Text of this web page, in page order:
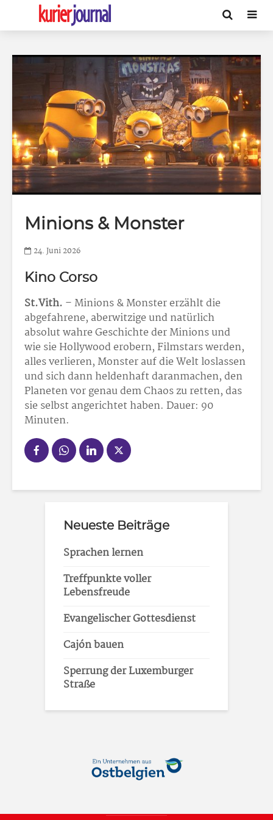
Minions & Monster
24. Juni 2026
Kino Corso
St.Vith. – Minions & Monster erzählt die
abgefahrene, aberwitzige und natürlich
absolut wahre Geschichte der Minions und
wie sie Hollywood erobern, Filmstars werden,
alles verlieren, Monster auf die Welt loslassen
und sich dann heldenhaft daranmachen, den
Planeten vor genau dem Chaos zu retten, das
sie selbst angerichtet haben. Dauer: 90
Minuten.
Neueste Beiträge
Sprachen lernen
Treffpunkte voller
Lebensfreude
Evangelischer Gottesdienst
Cajón bauen
Sperrung der Luxemburger
Straße